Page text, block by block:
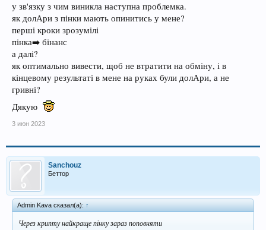
у зв'язку з чим виникла наступна проблемка.
як долАри з пінки мають опинитись у мене?
перші кроки зрозумілі
пінка➡️ бінанс
а далі?
як оптимально вивести, щоб не втратити на обміну, і в
кінцевому результаті в мене на руках були долАри, а не
гривні?
Дякую
3 июн 2023
Sanchouz
Беттор
Admin Kava сказал(а): ↑
Через крипту найкраще пінку зараз поповняти